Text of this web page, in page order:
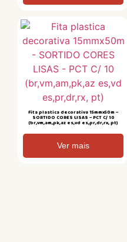
Fita plastica decorativa 15mmx50m –
SORTIDO CORES LISAS – PCT C/ 10
(br,vm,am,pk,az es,vd es,pr,dr,rx, pt)
Ver mais